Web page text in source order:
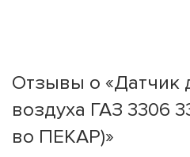
Отзывы о «Датчик
воздуха ГАЗ 3306
во ПЕКАР)»